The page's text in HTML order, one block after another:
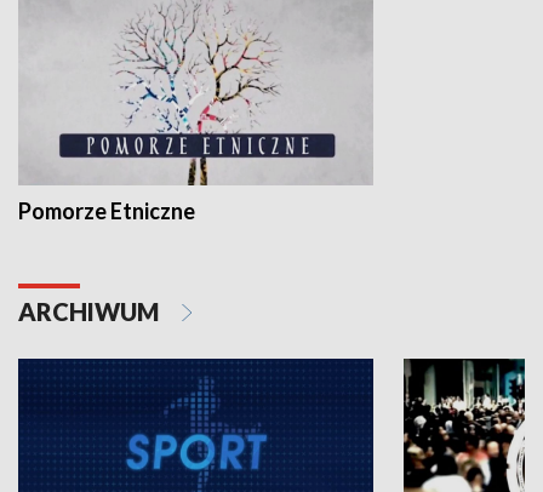
Pomorze Etniczne
ARCHIWUM